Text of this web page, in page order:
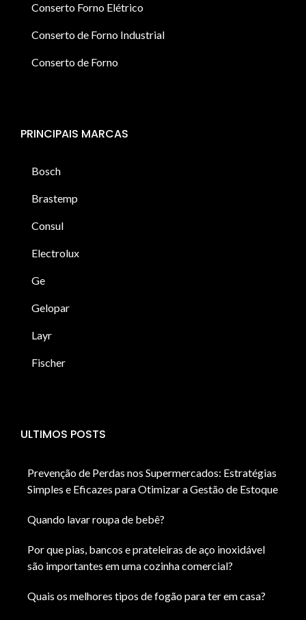
Conserto Forno Elétrico
Conserto de Forno Industrial
Conserto de Forno
PRINCIPAIS MARCAS
Bosch
Brastemp
Consul
Electrolux
Ge
Gelopar
Layr
Fischer
ULTIMOS POSTS
Prevenção de Perdas nos Supermercados: Estratégias
Simples e Eficazes para Otimizar a Gestão de Estoque
Quando lavar roupa de bebê?
Por que pias, bancos e prateleiras de aço inoxidável
são importantes em uma cozinha comercial?
Quais os melhores tipos de fogão para ter em casa?